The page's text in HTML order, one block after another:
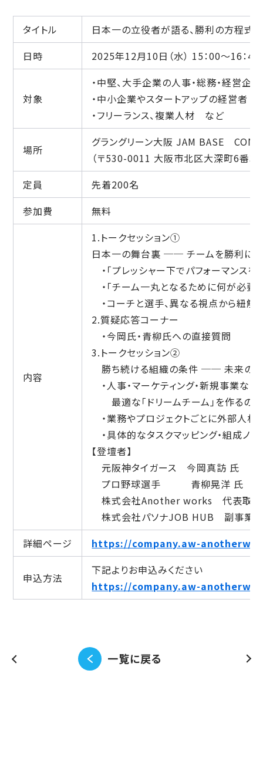
タイトル
日本一の立役者が語る、勝利の方程式
日時
2025年12月10日（水） 15：00～16：45
対象
・中堅、大手企業の人事・総務・経営企
・中小企業やスタートアップの経営者
・フリーランス、複業人材 など
場所
グラングリーン大阪 JAM BASE
（〒530-0011 大阪市北区大深町6番38
定員
先着200名
参加費
無料
内容
1.トークセッション①
日本一の舞台裏 ── チームを勝利に導
・「プレッシャー下でパフォーマンスを
・「チーム一丸となるために何が必要
・コーチと選手、異なる視点から紐解
2.質疑応答コーナー
・今岡氏・青柳氏への直接質問
3.トークセッション②
勝ち続ける組織の条件 ── 未来の組
・人事・マーケティング・新規事業な
最適な「ドリームチーム」を作るのか
・業務やプロジェクトごとに外部人
・具体的なタスクマッピング・組成ノウ
【登壇者】
元阪神タイガース 今岡真訪 氏
プロ野球選手 青柳晃洋 氏
株式会社Another works 代表取
株式会社パソナJOB HUB 副事業
詳細ページ
https://company.aw-
申込方法
下記よりお申込みください
https://company.aw-
一覧に戻る